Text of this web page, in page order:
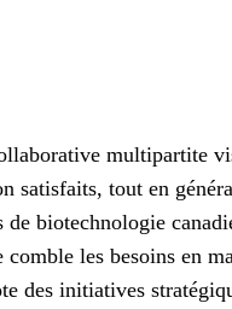
multipartite
satisfaits, tout en
biotechnologie
les besoins en
des initiatives